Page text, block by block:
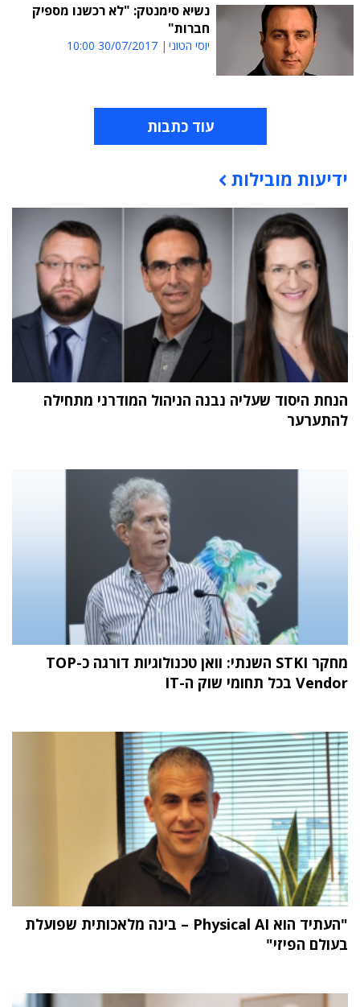
נשיא סימנטק: "לא רכשנו מספיק
חברות"
יוסי הטוני 30/07/2017 10:00
עוד כתבות
תוכן פרסומי
ידיעות מובילות
הנחת היסוד שעליה נבנה הניהול המודרני מתחילה
להתערער
מחקר STKI השנתי: וואן טכנולוגיות דורגה כ-TOP
Vendor בכל תחומי שוק ה-IT
"העתיד הוא Physical AI – בינה מלאכותית שפועלת
בעולם הפיזי"